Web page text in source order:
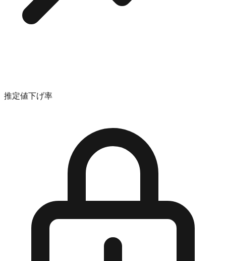
推定値下げ率